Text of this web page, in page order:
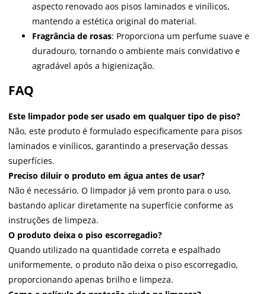
aspecto renovado aos pisos laminados e vinílicos,
mantendo a estética original do material.
Fragrância de rosas: Proporciona um perfume suave e
duradouro, tornando o ambiente mais convidativo e
agradável após a higienização.
FAQ
Este limpador pode ser usado em qualquer tipo de piso?
Não, este produto é formulado especificamente para pisos
laminados e vinílicos, garantindo a preservação dessas
superfícies.
Preciso diluir o produto em água antes de usar?
Não é necessário. O limpador já vem pronto para o uso,
bastando aplicar diretamente na superfície conforme as
instruções de limpeza.
O produto deixa o piso escorregadio?
Quando utilizado na quantidade correta e espalhado
uniformemente, o produto não deixa o piso escorregadio,
proporcionando apenas brilho e limpeza.